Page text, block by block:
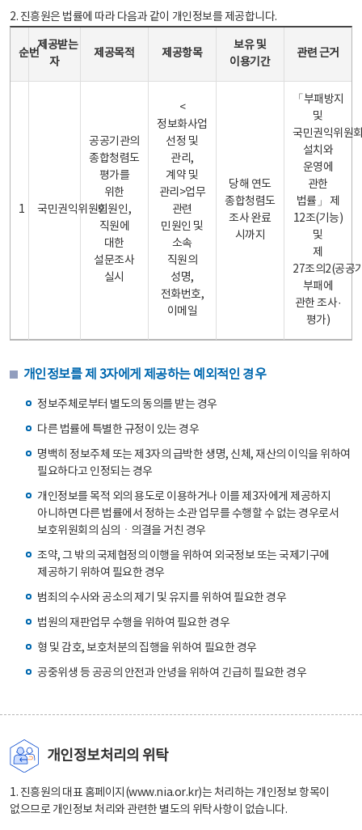
2. 진흥원은 법률에 따라 다음과 같이 개인정보를 제공합니다.
순번
제공받는
자
제공목적 제공항목
보유 및
이용기간
관련 근거
1 국민권익위원회
공공기관의
종합청렴도
평가를
위한
민원인,
직원에
대한
설문조사
실시
<
정보화사업
선정 및
관리,
계약 및
관리>업무
관련
민원인 및
소속
직원의
성명,
전화번호,
이메일
당해 연도
종합청렴도
조사 완료
시까지
「부패방지
및
국민권익위원
설치와
운영에
관한
법률」 제
12조(기능)
및
제
27조의2(공공
부패에
관한 조사·
평가)
개인정보를 제 3자에게 제공하는 예외적인 경우
정보주체로부터 별도의 동의를 받는 경우
다른 법률에 특별한 규정이 있는 경우
명백히 정보주체 또는 제3자의 급박한 생명, 신체, 재산의 이익을 위하여
필요하다고 인정되는 경우
개인정보를 목적 외의 용도로 이용하거나 이를 제3자에게 제공하지
아니하면 다른 법률에서 정하는 소관 업무를 수행할 수 없는 경우로서
보호위원회의 심의ㆍ의결을 거친 경우
조약, 그 밖의 국제협정의 이행을 위하여 외국정보 또는 국제기구에
제공하기 위하여 필요한 경우
범죄의 수사와 공소의 제기 및 유지를 위하여 필요한 경우
법원의 재판업무 수행을 위하여 필요한 경우
형 및 감호, 보호처분의 집행을 위하여 필요한 경우
공중위생 등 공공의 안전과 안녕을 위하여 긴급히 필요한 경우
개인정보처리의 위탁
1. 진흥원의 대표 홈페이지(www.nia.or.kr)는 처리하는 개인정보 항목이
없으므로 개인정보 처리와 관련한 별도의 위탁사항이 없습니다.